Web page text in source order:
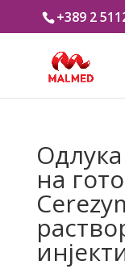
+389 2
на